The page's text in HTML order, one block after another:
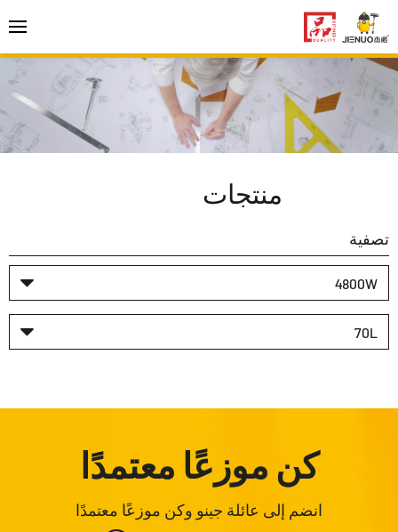
منتجات
تصفية
4800W
70L
كن موزعًا معتمدًا
انضم إلى عائلة جينو وكن موزعًا معتمدًا